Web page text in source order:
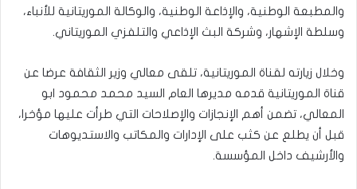
والمطبعة الوطنية، والإذاعة الوطنية، والوكالة الموريتانية للأنباء،
وسلطة الإشهار، وشركة البث الإذاعي والتلفزي الموريتاني.
وخلال زيارته لقناة الموريتانية، تلقى معالي وزير الثقافة عرضا عن
قناة الموريتانية قدمه مديرها العام السيد محمد محمود ابو
المعالي، تضمن أهم الإنجازات والإصلاحات التي طرأت عليها مؤخرا،
قبل أن يطلع عن كثب على الإدارات والمكاتب والاستديوهات
والأرشيف داخل المؤسسة.